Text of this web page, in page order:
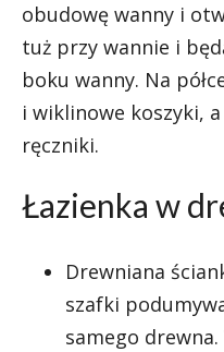
obudowę wanny i
tuż przy wannie i
boku wanny. Na
i wiklinowe koszyki,
ręczniki.
Łazienka w
Drewniana
szafki
samego